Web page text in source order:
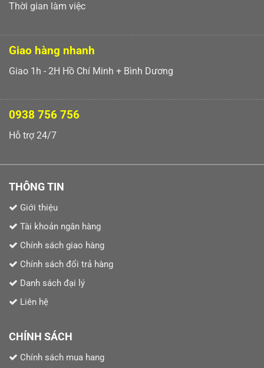
Thời gian làm việc
Giao hàng nhanh
Giao 1h - 2H Hồ Chí Minh + Bình Dương
0938 756 756
Hỗ trợ 24/7
THÔNG TIN
Giới thiệu
Tài khoản ngân hàng
Chính sách giao hàng
Chính sách đổi trả hàng
Danh sách đại lý
Liên hệ
CHÍNH SÁCH
Chính sách mua hang